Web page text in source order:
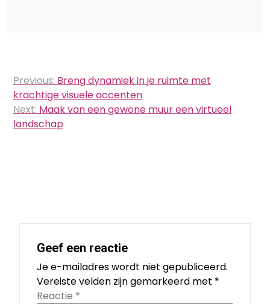
Bericht
navigatie
Previous: Breng dynamiek in je ruimte met
krachtige visuele accenten
Next: Maak van een gewone muur een virtueel
landschap
Geef een reactie
Je e-mailadres wordt niet gepubliceerd.
Vereiste velden zijn gemarkeerd met *
Reactie *